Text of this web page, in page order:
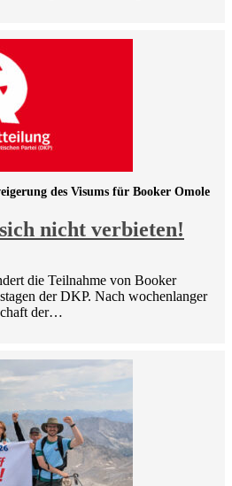
nicht verbieten!
des Visums für Booker Omole
die Teilnahme von Booker
der DKP. Nach wochenlanger
der…